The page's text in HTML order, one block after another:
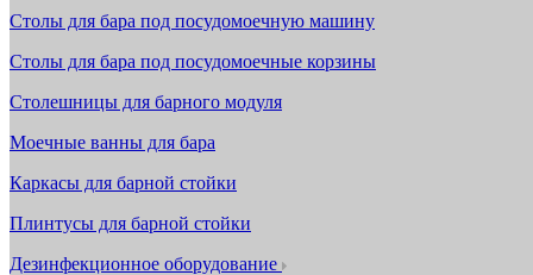
Столы для бара под посудомоечную машину
Столы для бара под посудомоечные корзины
Столешницы для барного модуля
Моечные ванны для бара
Каркасы для барной стойки
Плинтусы для барной стойки
Дезинфекционное оборудование